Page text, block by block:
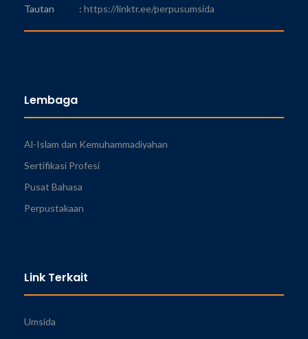
Tautan : https://linktr.ee/perpusumsida
Lembaga
Al-Islam dan Kemuhammadiyahan
Sertifikasi Profesi
Pusat Bahasa
Perpustakaan
Link Terkait
Umsida